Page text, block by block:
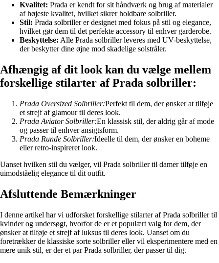
Kvalitet: Prada er kendt for sit håndværk og brug af materialer
af højeste kvalitet, hvilket sikrer holdbare solbriller.
Stil: Prada solbriller er designet med fokus på stil og elegance,
hvilket gør dem til det perfekte accessory til enhver garderobe.
Beskyttelse: Alle Prada solbriller leveres med UV-beskyttelse,
der beskytter dine øjne mod skadelige solstråler.
Afhængig af dit look kan du vælge mellem
forskellige stilarter af Prada solbriller:
Prada Oversized Solbriller:Perfekt til dem, der ønsker at tilføje
et strejf af glamour til deres look.
Prada Aviator Solbriller:En klassisk stil, der aldrig går af mode
og passer til enhver ansigtsform.
Prada Runde Solbriller:Ideelle til dem, der ønsker en boheme
eller retro-inspireret look.
Uanset hvilken stil du vælger, vil Prada solbriller til damer tilføje en
uimodståelig elegance til dit outfit.
Afsluttende Bemærkninger
I denne artikel har vi udforsket forskellige stilarter af Prada solbriller til
kvinder og undersøgt, hvorfor de er et populært valg for dem, der
ønsker at tilføje et strejf af luksus til deres look. Uanset om du
foretrækker de klassiske sorte solbriller eller vil eksperimentere med en
mere unik stil, er der et par Prada solbriller, der passer til dig.